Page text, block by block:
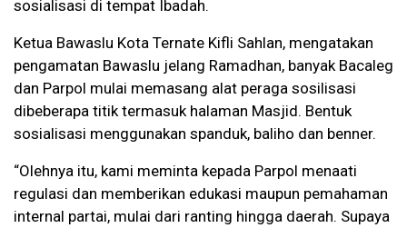
sosialisasi di tempat Ibadah.
Ketua Bawaslu Kota Ternate Kifli Sahlan, mengatakan
pengamatan Bawaslu jelang Ramadhan, banyak Bacaleg
dan Parpol mulai memasang alat peraga sosilisasi
dibeberapa titik termasuk halaman Masjid. Bentuk
sosialisasi menggunakan spanduk, baliho dan benner.
“Olehnya itu, kami meminta kepada Parpol menaati
regulasi dan memberikan edukasi maupun pemahaman
internal partai, mulai dari ranting hingga daerah. Supaya